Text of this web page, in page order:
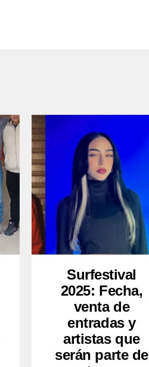
Surfestival
2025: Fecha,
venta de
entradas y
artistas que
serán parte de